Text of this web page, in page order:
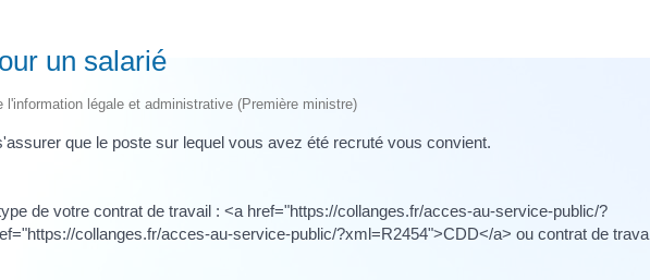
un salarié
l'information légale et administrative (Première ministre)
que le poste sur lequel vous avez été recruté vous convient.
de votre contrat de travail : <a href="https://collanges.fr/acces-au-service-public/?
collanges.fr/acces-au-service-public/?xml=R2454">CDD</a> ou contrat de